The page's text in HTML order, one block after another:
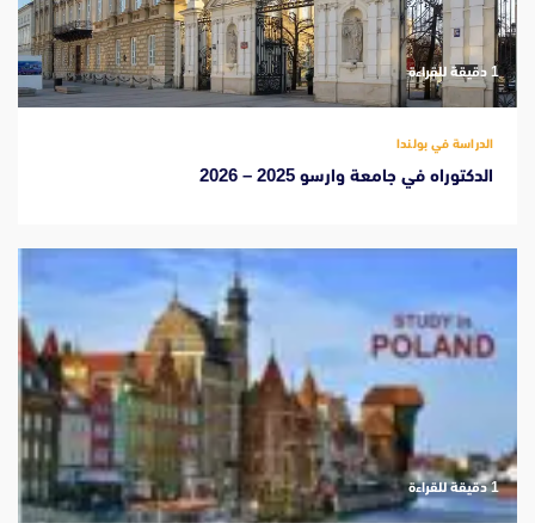
‫1 دقيقة للقراءة
الدراسة في بولندا
الدكتوراه في جامعة وارسو 2025 – 2026
‫1 دقيقة للقراءة